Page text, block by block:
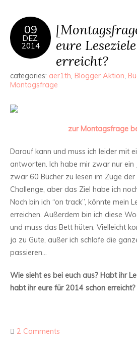
09
DEZ.
2014
eure
erreicht?
categories: aer1th, Blogger Aktion,
Montagsfrage
zur Montagsfrage
Darauf kann und muss ich leider mit
antworten. Ich habe mir zwar nur ein
zwar 60 Bücher zu lesen im Zuge
Challenge, aber das Ziel habe ich
Noch bin ich “on track”, könnte mein
erreichen. Außerdem bin ich diese
und muss das Bett hüten. Vielleicht
ja zu Gute, außer ich schlafe die
passieren…
Wie sieht es bei euch aus? Habt ihr
habt ihr eure für 2014 schon erreicht?
2 Comments